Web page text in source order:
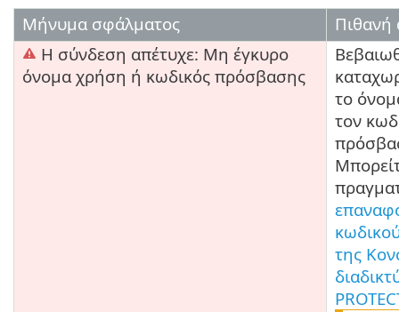
Μήνυμα σφάλματος
Πιθανή
Η σύνδεση απέτυχε: Μη έγκυρο
όνομα χρήση ή κωδικός πρόσβασης
το
τον
της